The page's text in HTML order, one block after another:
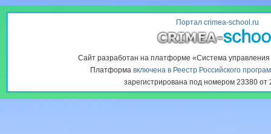
Портал crimea-school.ru
Сайт разработан на платформе «Система
Платформа включена в Реестр Российского
зарегистрирована под номером 23380 от